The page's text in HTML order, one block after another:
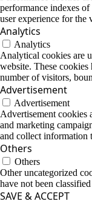
performance indexes
user experience for the
Analytics
Analytics
Analytical cookies are
website. These
number of visitors,
Advertisement
Advertisement
Advertisement cookies
and marketing
and collect information
Others
Others
Other uncategorized
have not been
SAVE & ACCEPT